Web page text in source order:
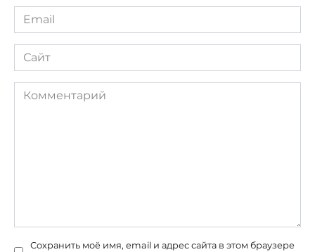
Email
*
Сайт
Комментарий
Сохранить моё имя, email и адрес сайта в этом браузере